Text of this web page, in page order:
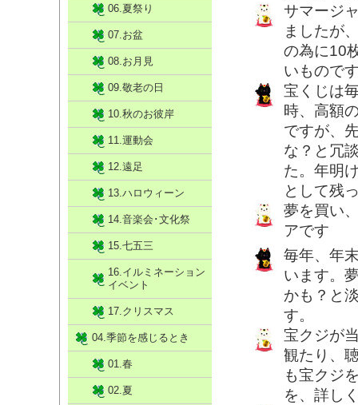
サマージ
ましたが
の為に10
いもので
宝くじは
時、高額
ですが、
な？と冗
た。年明
として残
夢を買い
アです
毎年、年
います。
かも？と
す。
宝クジが
観たり、
も宝クジ
を、詳し
06.夏祭り
07.お盆
08.お月見
09.敬老の日
10.秋のお彼岸
11.運動会
12.遠足
13.ハロウィーン
14.音楽会･文化祭
15.七五三
16.イルミネーション
イベント
17.クリスマス
04.季節を感じるとき
01.春
02.夏